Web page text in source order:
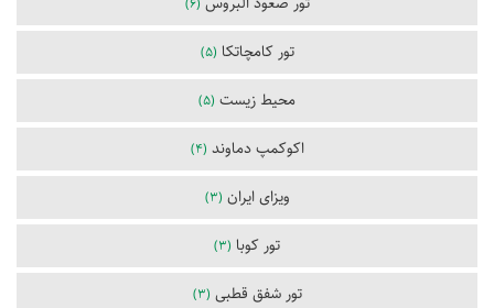
تور کامچاتکا (5)
محیط زیست (5)
اکوکمپ دماوند (4)
ویزای ایران (3)
تور کوبا (3)
تور شفق قطبی (3)